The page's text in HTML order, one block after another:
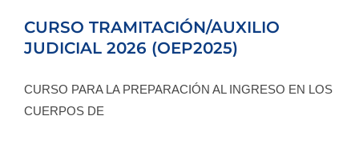
Oposiciones
TEST OPOJUSTISA
CURSO TRAMITACIÓN/AUXILIO
JUDICIAL 2026 (OEP2025)
CURSO PARA LA PREPARACIÓN AL INGRESO EN LOS
CUERPOS DE